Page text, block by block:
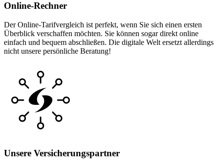
Online-Rechner
Der Online-Tarifvergleich ist perfekt, wenn Sie sich einen ersten
Überblick verschaffen möchten. Sie können sogar direkt online
einfach und bequem abschließen. Die digitale Welt ersetzt allerdings
nicht unsere persönliche Beratung!
Unsere Versicherungspartner